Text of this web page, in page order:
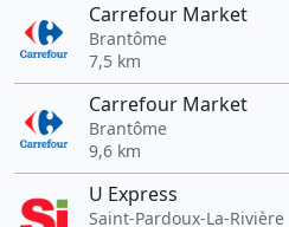
Carrefour Market
Brantôme
7,5 km
Carrefour Market
Brantôme
9,6 km
U Express
Saint-Pardoux-La-Rivière